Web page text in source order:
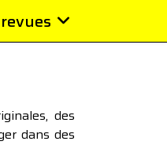
des
dans des